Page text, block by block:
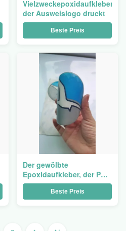
Vielzweckepoxidaufkleber,
der Ausweislogo druckt
Beste Preis
Der gewölbte
Epoxidaufkleber, der PVC
druckt, lassen Kleber
Logo Self Adhesive fallen
Beste Preis